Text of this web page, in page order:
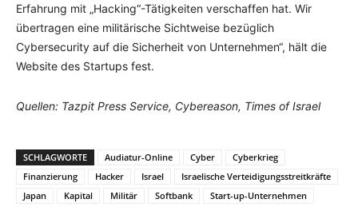
Erfahrung mit „Hacking“-Tätigkeiten verschaffen hat. Wir
übertragen eine militärische Sichtweise bezüglich
Cybersecurity auf die Sicherheit von Unternehmen“, hält die
Website des Startups fest.
Quellen: Tazpit Press Service, Cybereason, Times of Israel
SCHLAGWORTE Audiatur-Online Cyber
Cyberkrieg
Finanzierung
Hacker Israel
Israelische Verteidigungsstreitkräfte
Japan
Kapital Militär Softbank
Start-up-Unternehmen